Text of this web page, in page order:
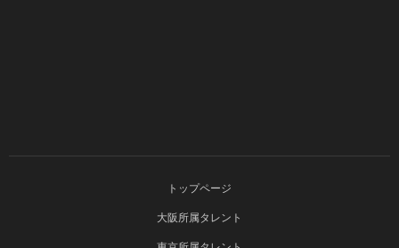
トップページ
大阪所属タレント